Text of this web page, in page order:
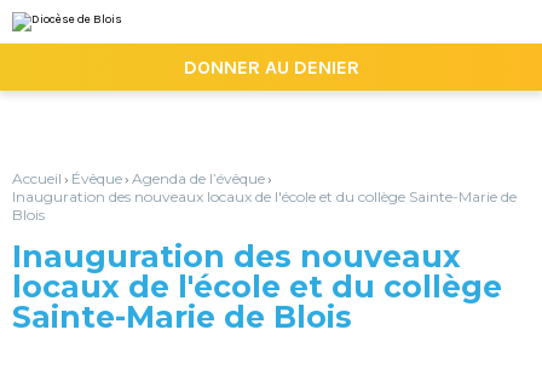
au
contenu.
la
personnels
DONNER AU DENIER
Accueil › Évêque› Agenda de l’évêque›
Inauguration des nouveaux locaux de l'école et du collège Sainte-Marie de
Blois
Inauguration des nouveaux
locaux de l'école et du collège
Sainte-Marie de Blois